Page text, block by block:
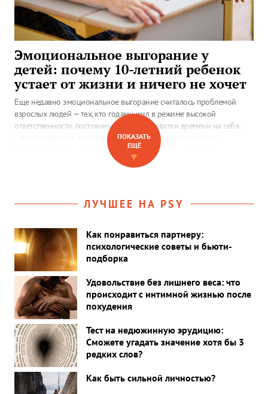
Эмоциональное выгорание у
детей: почему 10-летний ребенок
устает от жизни и ничего не хочет
Еще недавно эмоциональное выгорание считалось проблемой
взрослых людей — тех, кто годами жил в режиме высокой
ответственности, постоянных задач и нехватки времени на себя.
Сегодня границы этого понятия постепенно стираются, а с
признаками морального истощения все чаще сталкиваются
школьники. Почему ребенок устает от привычных занятий
ПОКАЗАТЬ
ЕЩЁ
▼
ЛУЧШЕЕ НА PSY
Как понравиться партнеру:
психологические советы и бьюти-
подборка
Удовольствие без лишнего веса: что
происходит с интимной жизнью после
похудения
Тест на недюжинную эрудицию:
Сможете угадать значение хотя бы 3
редких слов?
Как быть сильной личностью?